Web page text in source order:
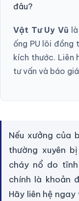
đâu?
Vật Tư Uy Vũ
ống PU lõi đồng
kích thước. Liên
tư vấn và báo
Nếu xưởng của
thường xuyên
cháy nổ do
chính là khoản
Hãy liên hệ